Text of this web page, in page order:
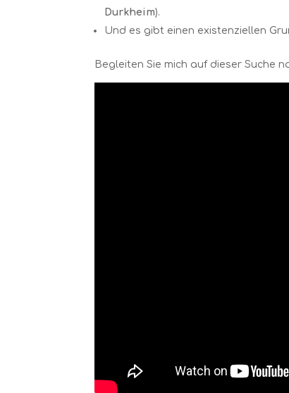
Durkheim).
Und es gibt einen existenziellen
Begleiten Sie mich auf dieser Suche